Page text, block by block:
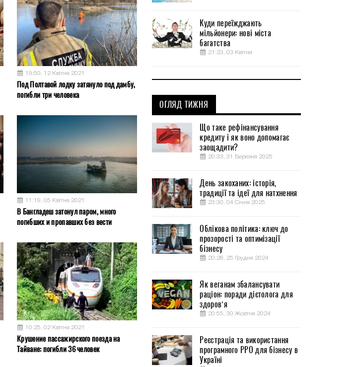
19:50, 12 Квітня 2021
Под Полтавой лодку затянуло под дамбу,
погибли три человека
11:19, 05 Квітня 2021
В Бангладеш затонул паром, много
погибших и пропавших без вести
10:25, 02 Квітня 2021
Крушение пассажирского поезда на
Тайване: погибли 36 человек
Куди переїжджають
мільйонери: нові міста
багатства
21:23, 03 Квітня
ОГЛЯД ТИЖНЯ
Що таке рефінансування
кредиту і як воно допомагає
заощадити?
20:33, 31 Березня 2025
День закоханих: історія,
традиції та ідеї для натхнення
23:30, 04 Січня 2025
Облікова політика: ключ до
прозорості та оптимізації
бізнесу
20:28, 25 Грудня 2024
Як веганам збалансувати
раціон: поради дієтолога для
здоров’я
20:55, 30 Жовтня 2024
Реєстрація та використання
програмного РРО для бізнесу в
Україні